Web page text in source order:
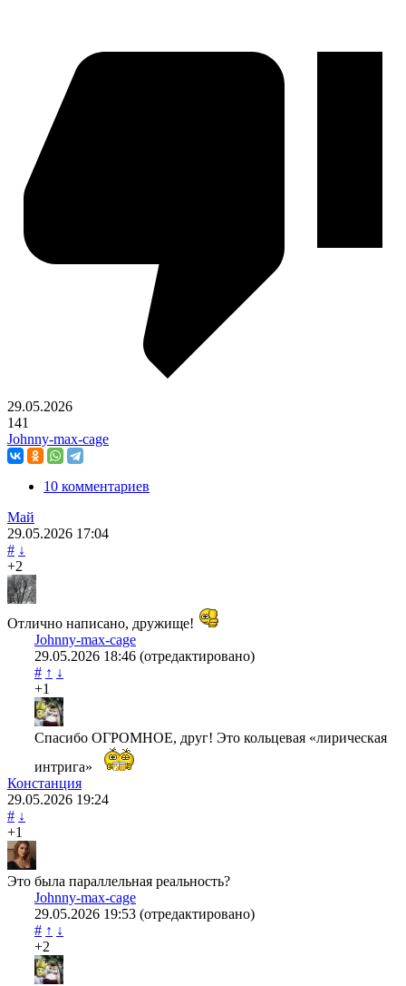
29.05.2026
141
Johnny-max-cage
10 комментариев
Май
29.05.2026 17:04
# ↓
+2
Отлично написано, дружище!
Johnny-max-cage
29.05.2026 18:46 (отредактировано)
# ↑ ↓
+1
Спасибо ОГРОМНОЕ, друг! Это кольцевая «лирическая
интрига»
Констанция
29.05.2026 19:24
# ↓
+1
Это была параллельная реальность?
Johnny-max-cage
29.05.2026 19:53 (отредактировано)
# ↑ ↓
+2